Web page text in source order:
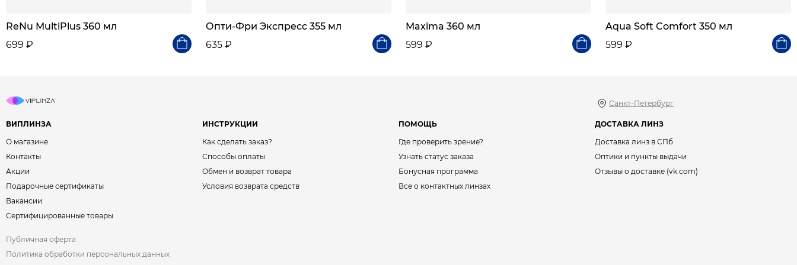
ReNu MultiPlus 360 мл
699 ₽
Опти-Фри Экспресс 355 мл
635 ₽
Maxima 360 мл
599 ₽
Aqua Soft Comfort 350 мл
599 ₽
Санкт-Петербург
ВИПЛИНЗА
О магазине
Контакты
Акции
Подарочные сертификаты
Вакансии
Сертифицированные товары
ИНСТРУКЦИИ
Как сделать заказ?
Способы оплаты
Обмен и возврат товара
Условия возврата средств
ПОМОЩЬ
Где проверить зрение?
Узнать статус заказа
Бонусная программа
Все о контактных линзах
ДОСТАВКА ЛИНЗ
Доставка линз в СПб
Оптики и пункты выдачи
Отзывы о доставке (vk.com)
Публичная оферта
Политика обработки персональных данных